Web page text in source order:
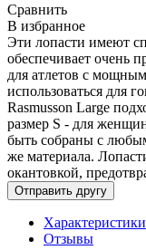
Сравнить
В избранное
Эти лопасти имеют
обеспечивает очень
для атлетов с
использоваться для
Rasmusson Large
размер S - для
быть собраны с
же материала.
окантовкой,
Характеристики
Отзывы